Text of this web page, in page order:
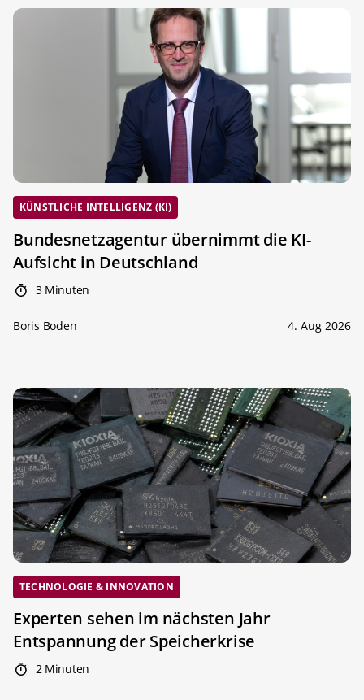
KÜNSTLICHE INTELLIGENZ (KI)
Bundesnetzagentur übernimmt die KI-
Aufsicht in Deutschland
3 Minuten
Boris Boden 4. Aug 2026
TECHNOLOGIE & INNOVATION
Experten sehen im nächsten Jahr
Entspannung der Speicherkrise
2 Minuten